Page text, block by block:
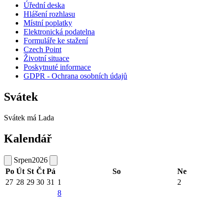
Úřední deska
Hlášení rozhlasu
Místní poplatky
Elektronická podatelna
Formuláře ke stažení
Czech Point
Životní situace
Poskytnuté informace
GDPR - Ochrana osobních údajů
Svátek
Svátek má Lada
Kalendář
Srpen2026
Po Út St Čt Pá So
Ne
27 28 29 30 31 1 2
8